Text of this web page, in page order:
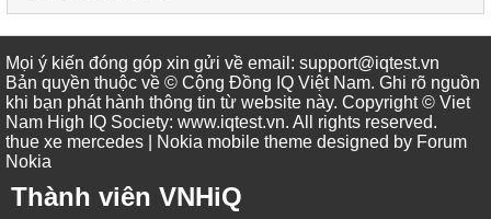
Mọi ý kiến đóng góp xin gửi về email: support@iqtest.vn
Bản quyền thuộc về © Cộng Đồng IQ Việt Nam. Ghi rõ nguồn
khi bạn phát hành thông tin từ website này. Copyright © Viet
Nam High IQ Society: www.iqtest.vn. All rights reserved.
thue xe mercedes | Nokia mobile theme designed by Forum
Nokia
Thành viên VNHiQ